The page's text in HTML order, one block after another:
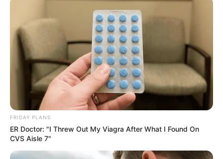
FRIDAY PLANS
ER Doctor: "I Threw Out My Viagra After What I Found On
CVS Aisle 7"